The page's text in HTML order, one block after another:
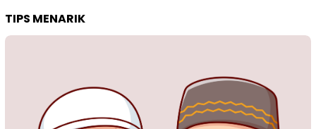
TIPS MENARIK